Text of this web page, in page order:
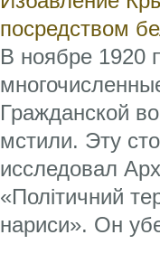
посредством
В ноябре 1920
Гражданской
мстили. Эту
исследовал
«Політичний
нариси». Он